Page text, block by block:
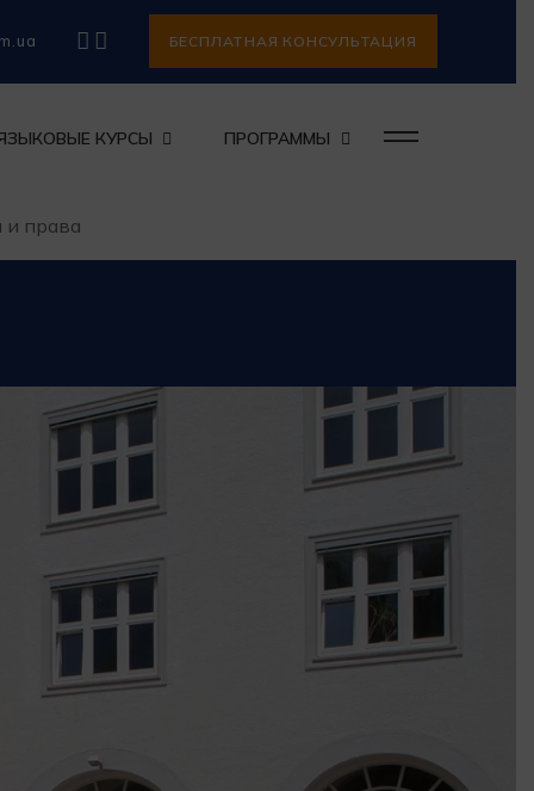
БЕСПЛАТНАЯ КОНСУЛЬТАЦИЯ
КУРСЫ ПРОГРАММЫ
и права